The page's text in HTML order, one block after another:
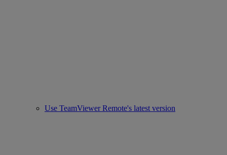
Use TeamViewer Remote's latest version